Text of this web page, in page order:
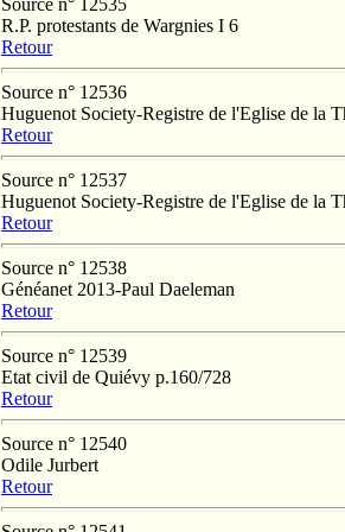
Source n° 12535
R.P. protestants de Wargnies I 6
Retour
Source n° 12536
Huguenot Society-Registre de l'Eglise de la
Retour
Source n° 12537
Huguenot Society-Registre de l'Eglise de la
Retour
Source n° 12538
Généanet 2013-Paul Daeleman
Retour
Source n° 12539
Etat civil de Quiévy p.160/728
Retour
Source n° 12540
Odile Jurbert
Retour